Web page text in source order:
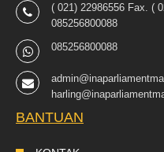
( 021) 22986556 Fax. (
085256800088
085256800088
BANTUAN